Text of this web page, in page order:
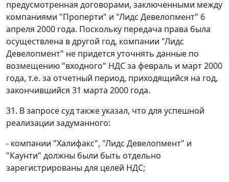
предусмотренная договорами, заключенными между
компаниями "Проперти" и "Лидс Девелопмент" 6
апреля 2000 года. Поскольку передача права была
осуществлена в другой год, компании "Лидс
Девелопмент" не придется уточнять данные по
возмещению "входного" НДС за февраль и март 2000
года, т.е. за отчетный период, приходящийся на год,
закончившийся 31 марта 2000 года.
31. В запросе суд также указал, что для успешной
реализации задуманного:
- компании "Халифакс", "Лидс Девелопмент" и
"Каунти" должны были быть отдельно
зарегистрированы для целей НДС;